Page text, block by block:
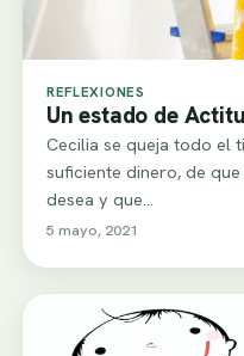
REFLEXIONES
Un estado de
Cecilia se queja todo el
suficiente dinero, de
desea y que…
5 mayo, 2021